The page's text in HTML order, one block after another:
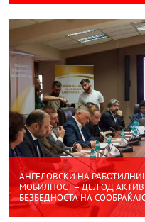
АНГЕЛОВСКИ НА
МОБИЛНОСТ – ДЕЛ ОД
БЕЗБЕДНОСТА НА